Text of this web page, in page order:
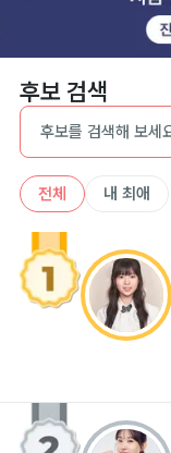
후보 검색
전체 내 최애